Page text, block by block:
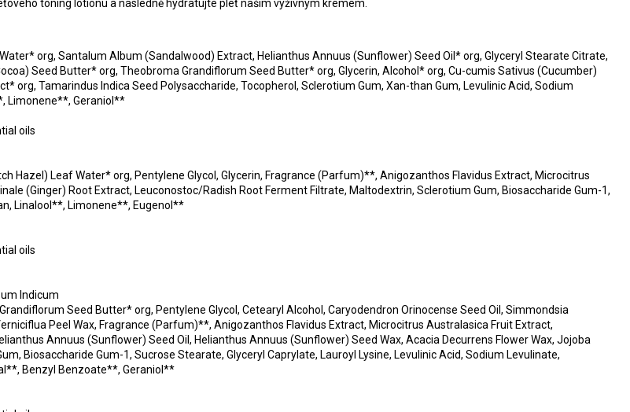
toning lotionu a následně hydratujte pleť naším výživným krémem.
org, Santalum Album (Sandalwood) Extract, Helianthus Annuus (Sunflower) Seed Oil* org, Glyceryl Stearate Citrate,
Seed Butter* org, Theobroma Grandiflorum Seed Butter* org, Glycerin, Alcohol* org, Cu-cumis Sativus (Cucumber)
org, Tamarindus Indica Seed Polysaccharide, Tocopherol, Sclerotium Gum, Xan-than Gum, Levulinic Acid, Sodium
Limonene**, Geraniol**
oils
Hazel) Leaf Water* org, Pentylene Glycol, Glycerin, Fragrance (Parfum)**, Anigozanthos Flavidus Extract, Microcitrus
(Ginger) Root Extract, Leuconostoc/Radish Root Ferment Filtrate, Maltodextrin, Sclerotium Gum, Biosaccharide Gum-1,
Linalool**, Limonene**, Eugenol**
oils
Indicum
Seed Butter* org, Pentylene Glycol, Cetearyl Alcohol, Caryodendron Orinocense Seed Oil, Simmondsia
Peel Wax, Fragrance (Parfum)**, Anigozanthos Flavidus Extract, Microcitrus Australasica Fruit Extract,
Annuus (Sunflower) Seed Oil, Helianthus Annuus (Sunflower) Seed Wax, Acacia Decurrens Flower Wax, Jojoba
Biosaccharide Gum-1, Sucrose Stearate, Glyceryl Caprylate, Lauroyl Lysine, Levulinic Acid, Sodium Levulinate,
Benzyl Benzoate**, Geraniol**